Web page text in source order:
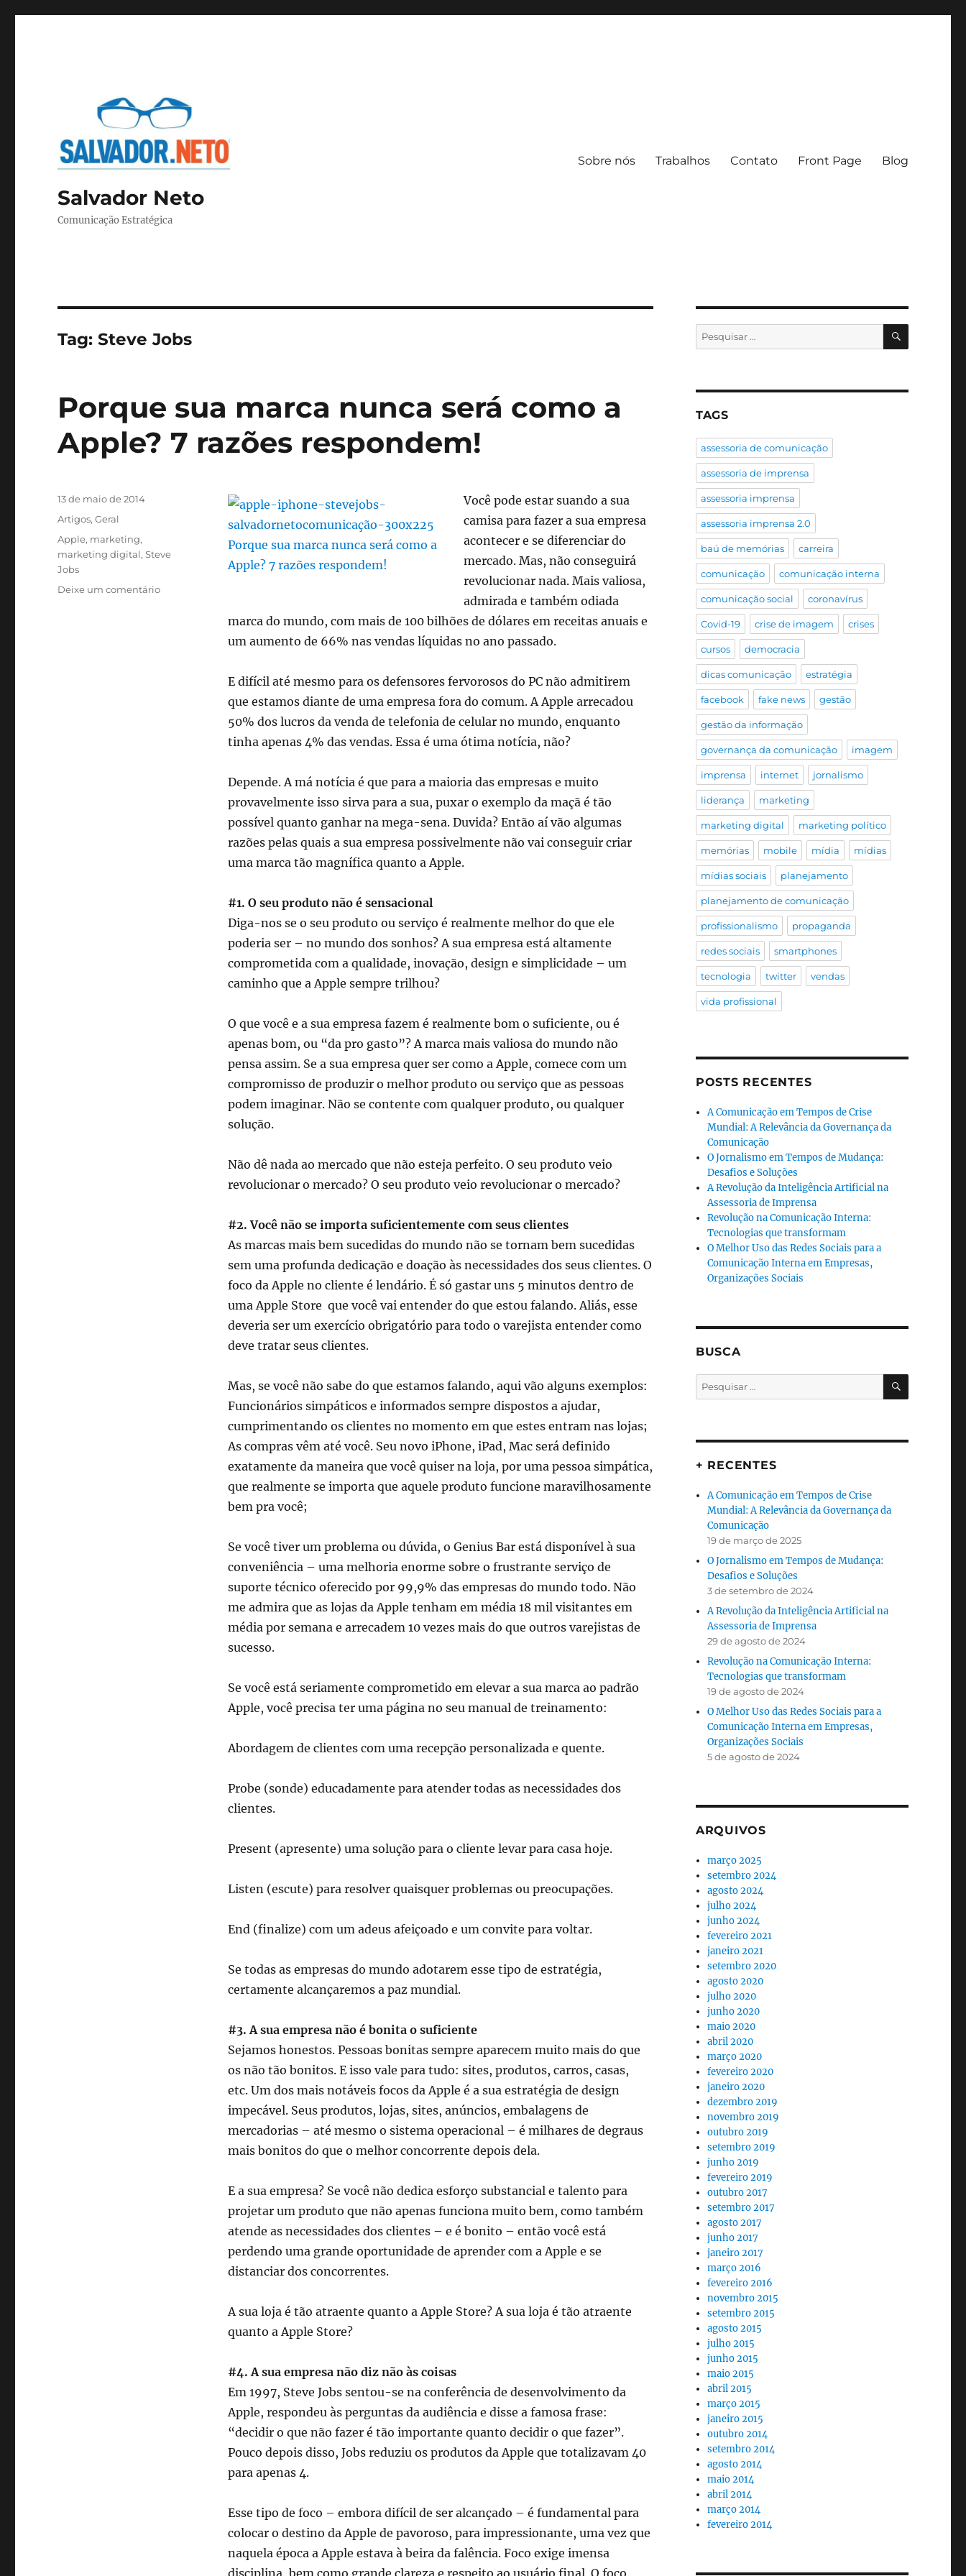
Salvador Neto
Comunicação Estratégica
Sobre nós Trabalhos Contato Front Page Blog
Tag:Steve Jobs
Porque sua marca nunca será como a
Apple? 7 razões respondem!
Você pode estar suando a sua
camisa para fazer a sua empresa
acontecer e se diferenciar do
mercado. Mas, não conseguirá
revolucionar nada. Mais valiosa,
admirada e também odiada
marca do mundo, com mais de 100 bilhões de dólares em receitas anuais e
um aumento de 66% nas vendas líquidas no ano passado.
E difícil até mesmo para os defensores fervorosos do PC não admitirem
que estamos diante de uma empresa fora do comum. A Apple arrecadou
50% dos lucros da venda de telefonia de celular no mundo, enquanto
tinha apenas 4% das vendas. Essa é uma ótima notícia, não?
Depende. A má notícia é que para a maioria das empresas e muito
provavelmente isso sirva para a sua, puxar o exemplo da maçã é tão
possível quanto ganhar na mega-sena. Duvida? Então aí vão algumas
razões pelas quais a sua empresa possivelmente não vai conseguir criar
uma marca tão magnífica quanto a Apple.
#1. O seu produto não é sensacional
Diga-nos se o seu produto ou serviço é realmente melhor do que ele
poderia ser – no mundo dos sonhos? A sua empresa está altamente
comprometida com a qualidade, inovação, design e simplicidade – um
caminho que a Apple sempre trilhou?
O que você e a sua empresa fazem é realmente bom o suficiente, ou é
apenas bom, ou “da pro gasto”? A marca mais valiosa do mundo não
pensa assim. Se a sua empresa quer ser como a Apple, comece com um
compromisso de produzir o melhor produto ou serviço que as pessoas
podem imaginar. Não se contente com qualquer produto, ou qualquer
solução.
Não dê nada ao mercado que não esteja perfeito. O seu produto veio
revolucionar o mercado? O seu produto veio revolucionar o mercado?
#2. Você não se importa suficientemente com seus clientes
As marcas mais bem sucedidas do mundo não se tornam bem sucedidas
sem uma profunda dedicação e doação às necessidades dos seus clientes. O
foco da Apple no cliente é lendário. É só gastar uns 5 minutos dentro de
uma Apple Store que você vai entender do que estou falando. Aliás, esse
deveria ser um exercício obrigatório para todo o varejista entender como
deve tratar seus clientes.
Mas, se você não sabe do que estamos falando, aqui vão alguns exemplos:
Funcionários simpáticos e informados sempre dispostos a ajudar,
cumprimentando os clientes no momento em que estes entram nas lojas;
As compras vêm até você. Seu novo iPhone, iPad, Mac será definido
exatamente da maneira que você quiser na loja, por uma pessoa simpática,
que realmente se importa que aquele produto funcione maravilhosamente
bem pra você;
Se você tiver um problema ou dúvida, o Genius Bar está disponível à sua
conveniência – uma melhoria enorme sobre o frustrante serviço de
suporte técnico oferecido por 99,9% das empresas do mundo todo. Não
me admira que as lojas da Apple tenham em média 18 mil visitantes em
média por semana e arrecadem 10 vezes mais do que outros varejistas de
sucesso.
Se você está seriamente comprometido em elevar a sua marca ao padrão
Apple, você precisa ter uma página no seu manual de treinamento:
Abordagem de clientes com uma recepção personalizada e quente.
Probe (sonde) educadamente para atender todas as necessidades dos
clientes.
Present (apresente) uma solução para o cliente levar para casa hoje.
Listen (escute) para resolver quaisquer problemas ou preocupações.
End (finalize) com um adeus afeiçoado e um convite para voltar.
Se todas as empresas do mundo adotarem esse tipo de estratégia,
certamente alcançaremos a paz mundial.
#3. A sua empresa não é bonita o suficiente
Sejamos honestos. Pessoas bonitas sempre aparecem muito mais do que
os não tão bonitos. E isso vale para tudo: sites, produtos, carros, casas,
etc. Um dos mais notáveis focos da Apple é a sua estratégia de design
impecável. Seus produtos, lojas, sites, anúncios, embalagens de
mercadorias – até mesmo o sistema operacional – é milhares de degraus
mais bonitos do que o melhor concorrente depois dela.
E a sua empresa? Se você não dedica esforço substancial e talento para
projetar um produto que não apenas funciona muito bem, como também
atende as necessidades dos clientes – e é bonito – então você está
perdendo uma grande oportunidade de aprender com a Apple e se
distanciar dos concorrentes.
A sua loja é tão atraente quanto a Apple Store? A sua loja é tão atraente
quanto a Apple Store?
#4. A sua empresa não diz não às coisas
Em 1997, Steve Jobs sentou-se na conferência de desenvolvimento da
Apple, respondeu às perguntas da audiência e disse a famosa frase:
“decidir o que não fazer é tão importante quanto decidir o que fazer”.
Pouco depois disso, Jobs reduziu os produtos da Apple que totalizavam 40
para apenas 4.
Esse tipo de foco – embora difícil de ser alcançado – é fundamental para
colocar o destino da Apple de pavoroso, para impressionante, uma vez que
naquela época a Apple estava à beira da falência. Foco exige imensa
Publicado
em
13 de maio de 2014
Categorias
Artigos,Geral
Tags
Apple, marketing,
marketing digital,Steve
Jobs
Deixe um comentárioem
Pesquisar
por:
TAGS
assessoria de comunicação
assessoria de imprensa
assessoria imprensa
assessoria imprensa 2.0
baú de memórias carreira
comunicação comunicação interna
comunicação social coronavírus
Covid-19 crise de imagem crises
cursos democracia
dicas comunicação estratégia
facebook fake news gestão
gestão da informação
governança da comunicação imagem
imprensa internet jornalismo
liderança marketing
marketing digital marketing político
memórias mobile mídia mídias
mídias sociais planejamento
planejamento de comunicação
profissionalismo propaganda
redes sociais smartphones
tecnologia twitter vendas
vida profissional
POSTS RECENTES
A Comunicação em Tempos de Crise
Mundial: A Relevância da Governança da
Comunicação
O Jornalismo em Tempos de Mudança:
Desafios e Soluções
A Revolução da Inteligência Artificial na
Assessoria de Imprensa
Revolução na Comunicação Interna:
Tecnologias que transformam
O Melhor Uso das Redes Sociais para a
Comunicação Interna em Empresas,
Organizações Sociais
BUSCA
Pesquisar
por:
+ RECENTES
A Comunicação em Tempos de Crise
Mundial: A Relevância da Governança da
Comunicação
19 de março de 2025
O Jornalismo em Tempos de Mudança:
Desafios e Soluções
3 de setembro de 2024
A Revolução da Inteligência Artificial na
Assessoria de Imprensa
29 de agosto de 2024
Revolução na Comunicação Interna:
Tecnologias que transformam
19 de agosto de 2024
O Melhor Uso das Redes Sociais para a
Comunicação Interna em Empresas,
Organizações Sociais
5 de agosto de 2024
ARQUIVOS
março 2025
setembro 2024
agosto 2024
julho 2024
junho 2024
fevereiro 2021
janeiro 2021
setembro 2020
agosto 2020
julho 2020
junho 2020
maio 2020
abril 2020
março 2020
fevereiro 2020
janeiro 2020
dezembro 2019
novembro 2019
outubro 2019
setembro 2019
junho 2019
fevereiro 2019
outubro 2017
setembro 2017
agosto 2017
junho 2017
janeiro 2017
março 2016
fevereiro 2016
novembro 2015
setembro 2015
agosto 2015
julho 2015
junho 2015
maio 2015
abril 2015
março 2015
janeiro 2015
outubro 2014
setembro 2014
agosto 2014
maio 2014
abril 2014
março 2014
fevereiro 2014